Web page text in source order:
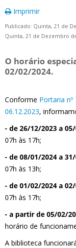
Imprimir
Publicado: Quinta, 21 de
Quinta, 21 de Dezembro
O horário
02/02/2024.
Conforme Portaria nº
06.12.2023,
- de 26/12/2023 a
07h às 17h;
- de 08/01/2024 a
07h às 13h;
- de 01/02/2024 a
07h às 17h;
- a partir de 05/02/
horário de
A biblioteca